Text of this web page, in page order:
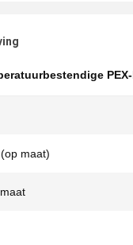
maat)